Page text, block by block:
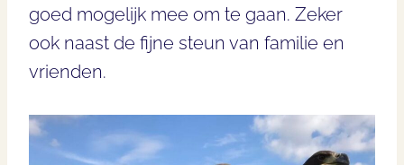
goed mogelijk mee om te gaan. Zeker
ook naast de fijne steun van familie en
vrienden.